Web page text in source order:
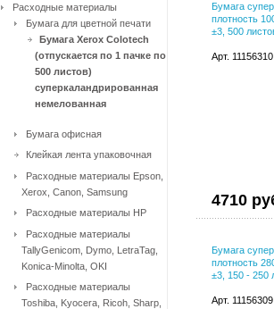
Бумага
плотность
±3, 500
Арт. 11156310
4710
Бумага
плотность
±3, 150 - 250
Арт. 11156309
Расходные материалы
Бумага для цветной печати
Бумага Xerox Colotech
(отпускается по 1 пачке по
500 листов)
суперкаландрированная
немелованная
Бумага офисная
Клейкая лента упаковочная
Расходные материалы Epson,
Xerox, Canon, Samsung
Расходные материалы HP
Расходные материалы
TallyGenicom, Dymo, LetraTag,
Konica-Minolta, OKI
Расходные материалы
Toshiba, Kyocera, Ricoh, Sharp,